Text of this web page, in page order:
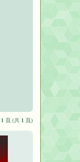
1 頁 (共 1 頁)